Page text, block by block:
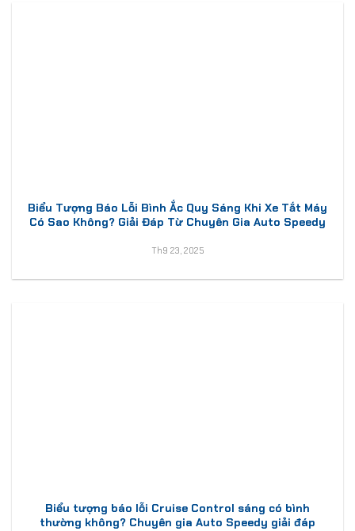
Biểu Tượng Báo Lỗi Bình Ắc Quy Sáng Khi Xe Tắt Máy
Có Sao Không? Giải Đáp Từ Chuyên Gia Auto Speedy
Th9 23, 2025
Biểu tượng báo lỗi Cruise Control sáng có bình
thường không? Chuyên gia Auto Speedy giải đáp